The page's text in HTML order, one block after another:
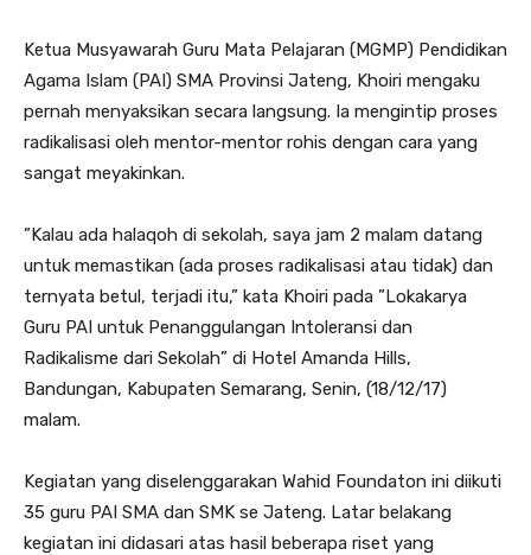
Ketua Musyawarah Guru Mata Pelajaran (MGMP) Pendidikan
Agama Islam (PAI) SMA Provinsi Jateng, Khoiri mengaku
pernah menyaksikan secara langsung. Ia mengintip proses
radikalisasi oleh mentor-mentor rohis dengan cara yang
sangat meyakinkan.
”Kalau ada halaqoh di sekolah, saya jam 2 malam datang
untuk memastikan (ada proses radikalisasi atau tidak) dan
ternyata betul, terjadi itu,” kata Khoiri pada ”Lokakarya
Guru PAI untuk Penanggulangan Intoleransi dan
Radikalisme dari Sekolah” di Hotel Amanda Hills,
Bandungan, Kabupaten Semarang, Senin, (18/12/17)
malam.
Kegiatan yang diselenggarakan Wahid Foundaton ini diikuti
35 guru PAI SMA dan SMK se Jateng. Latar belakang
kegiatan ini didasari atas hasil beberapa riset yang